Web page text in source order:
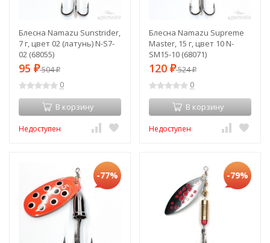
Блесна Namazu Sunstrider,
7 г, цвет 02 (латунь) N-S7-
02 (68055)
95 ₽504₽
0
В корзину
Недоступен
Блесна Namazu Supreme
Master, 15 г, цвет 10 N-
SM15-10 (68071)
120 ₽524₽
0
В корзину
Недоступен
-77% -79%